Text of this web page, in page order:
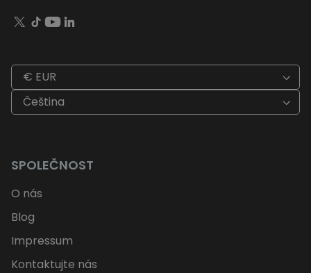
€ EUR
Čeština
SPOLEČNOST
O nás
Blog
Impressum
Kontaktujte nás